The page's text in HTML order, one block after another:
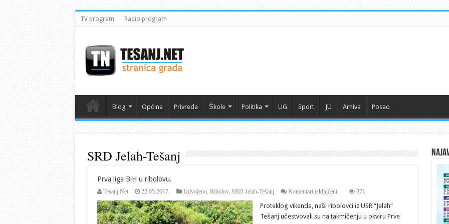
TV program Radio program
Blog Općina Privreda Škole Politika UG Sport JU Arhiva Posao
SRD Jelah-Tešanj
Prva liga BiH u ribolovu.
Tesanj Net 22.05.2017. Izdvojeno, Ribolov, SRD Jelah-Tešanj Komentari isključeniza
liga
BiH
371
Proteklog vikenda, naši ribolovci iz USR “Jelah”
Tešanj učestvovali su na takmičenju u okviru Prve